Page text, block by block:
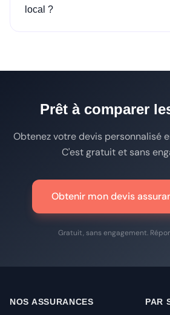
local ?
Prêt à comparer
Obtenez votre devis personnalisé
C'est gratuit et sans
Obtenir mon devis
Gratuit, sans engagement.
NOS ASSURANCES PAR